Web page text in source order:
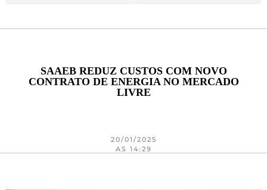
SAAEB REDUZ CUSTOS COM NOVO
CONTRATO DE ENERGIA NO MERCADO
LIVRE
20/01/2025
AS 14:29